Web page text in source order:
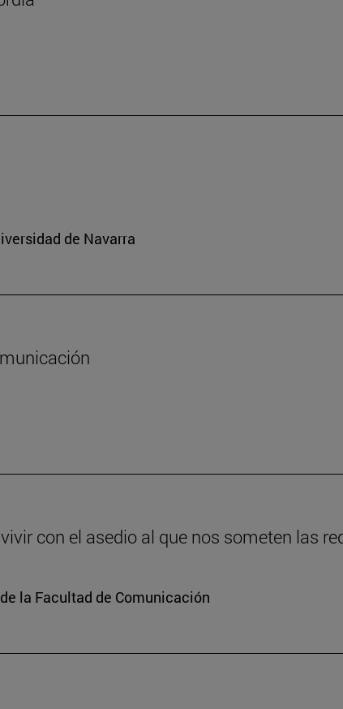
de Navarra
con el asedio al que nos someten las
la Facultad de Comunicación